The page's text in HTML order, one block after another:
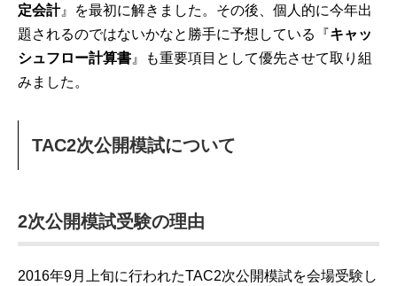
定会計』を最初に解きました。その後、個人的に今年出
題されるのではないかなと勝手に予想している『キャッ
シュフロー計算書』も重要項目として優先させて取り組
みました。
TAC2次公開模試について
2次公開模試受験の理由
2016年9月上旬に行われたTAC2次公開模試を会場受験し